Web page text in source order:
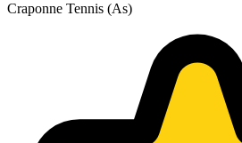
Craponne Tennis (As)